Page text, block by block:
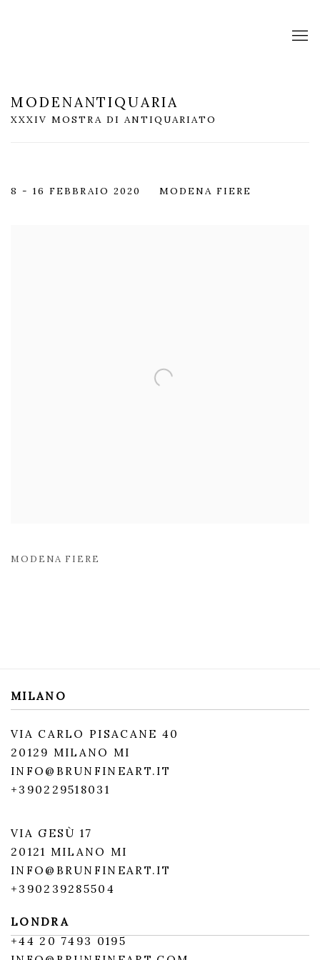
MODENANTIQUARIA
XXXIV MOSTRA DI ANTIQUARIATO
MODENA FIERE
8 - 16 FEBBRAIO 2020
MODENA FIERE
MILANO
VIA CARLO PISACANE 40
20129 MILANO MI
INFO@BRUNFINEART.IT
+390229518031
VIA GESÙ 17
20121 MILANO MI
INFO@BRUNFINEART.IT
+390239285504
LONDRA
+44 20 7493 0195